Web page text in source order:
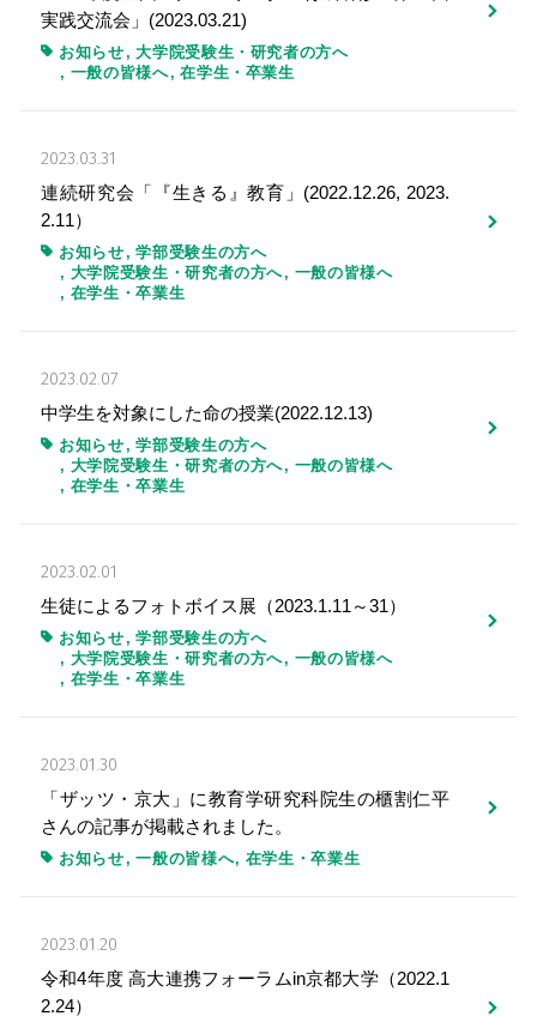
実践交流会」(2023.03.21)
お知らせ
大学院受験生・研究者の方へ
一般の皆様へ
在学生・卒業生
2023.03.31
連続研究会「『生きる』教育」(2022.12.26, 2023.
2.11）
お知らせ
学部受験生の方へ
大学院受験生・研究者の方へ
一般の皆様へ
在学生・卒業生
2023.02.07
中学生を対象にした命の授業(2022.12.13)
お知らせ
学部受験生の方へ
大学院受験生・研究者の方へ
一般の皆様へ
在学生・卒業生
2023.02.01
生徒によるフォトボイス展（2023.1.11～31）
お知らせ
学部受験生の方へ
大学院受験生・研究者の方へ
一般の皆様へ
在学生・卒業生
2023.01.30
「ザッツ・京大」に教育学研究科院生の櫃割仁平
さんの記事が掲載されました。
お知らせ 一般の皆様へ 在学生・卒業生
2023.01.20
令和4年度 高大連携フォーラムin京都大学（2022.1
2.24）